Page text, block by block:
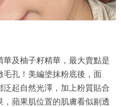
及柚子籽精華，最大賣點是
毛孔！美編塗抹粉底後，面
起自然光澤，加上粉質貼合
，蘋果肌位置的肌膚看似剔透